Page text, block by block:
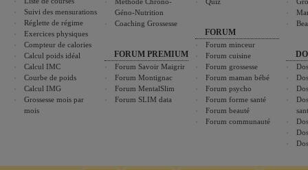
Suivi des mensurations
Réglette de régime
Exercices physiques
Compteur de calories
Calcul poids idéal
Calcul IMC
Courbe de poids
Calcul IMG
Grossesse mois par
mois
Géno-Nutrition
Coaching Grossesse
FORUM PREMIUM
Forum Savoir Maigrir
Forum Montignac
Forum MentalSlim
Forum SLIM data
FORUM
Forum minceur
Forum cuisine
Forum grossesse
Forum maman bébé
Forum psycho
Forum forme santé
Forum beauté
Forum communauté